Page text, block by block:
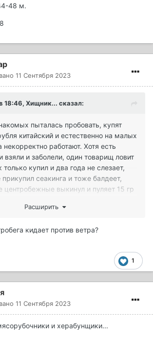
48 м.
11 Сентября 2023
18:46, Хищник... сказал:
пыталась пробовать, купят
китайский и естественно на малых
некорректно работают. Хотя есть
и заболели, один товарищ ловит
купил и два года не слезает,
сеакинга и тоже балдеет,
центробежные выкинул и пуляет 15 гр
джиг и три дюйма приманка
зилок экобуст позволяет кидать 60
44-48 м.
8
Расширить
кидает против ветра?
1
11 Сентября 2023
и херабунщики...